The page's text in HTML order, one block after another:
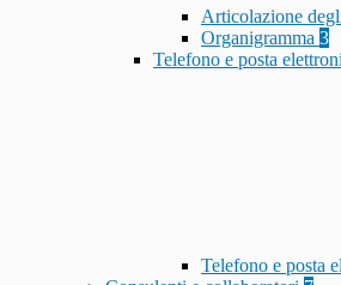
Articolazione
Organigramma 3
Telefono e posta
Telefono e posta